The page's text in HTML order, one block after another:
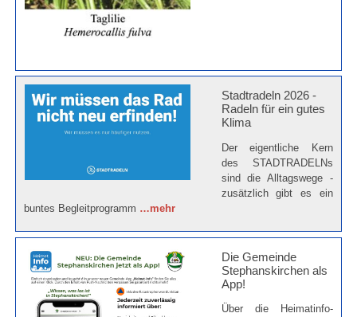
Stadtradeln 2026 -
Radeln für ein gutes
Klima
Der eigentliche Kern
des STADTRADELNs
sind die Alltagswege -
zusätzlich gibt es ein
buntes Begleitprogramm …mehr
Die Gemeinde
Stephanskirchen als
App!
Über die Heimatinfo-